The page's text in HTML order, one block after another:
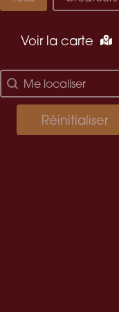
Voir la carte
localisez-moi
Géolocalisation
Réinitialiser